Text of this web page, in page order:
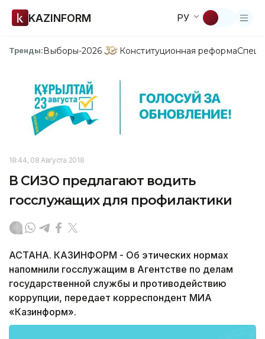
KAZINFORM РУ
Тренды:Выборы-2026 Конституционная реформа
18:44, 08 Августа 2018
В СИЗО предлагают водить
госслужащих для профилактики
АСТАНА. КАЗИНФОРМ - Об этических нормах
напомнили госслужащим в Агентстве по делам
государственной службы и противодействию
коррупции, передает корреспондент МИА
«Казинформ».